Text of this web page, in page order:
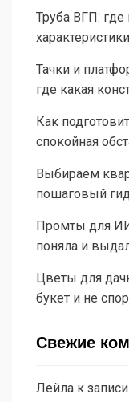
Труба ВГП: где
Тачки и
где какая
Как
спокойная
Выбираем
пошаговый
Промты для
поняла и
Цветы для
букет и не
Свежие
Лейла к записи